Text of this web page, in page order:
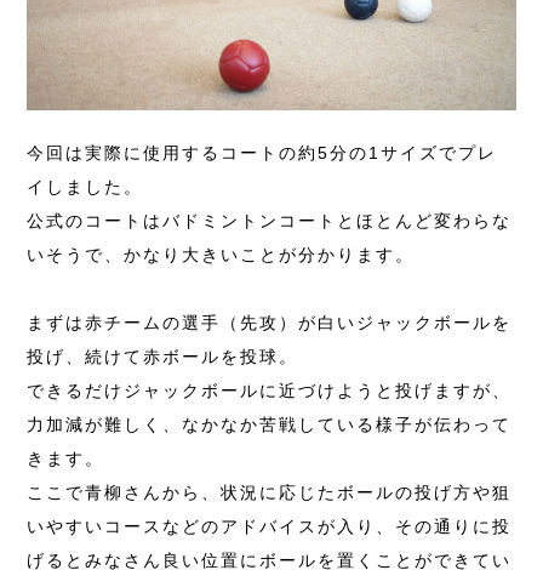
今回は実際に使用するコートの約5分の1サイズでプレ
イしました。
公式のコートはバドミントンコートとほとんど変わらな
いそうで、かなり大きいことが分かります。
まずは赤チームの選手（先攻）が白いジャックボールを
投げ、続けて赤ボールを投球。
できるだけジャックボールに近づけようと投げますが、
力加減が難しく、なかなか苦戦している様子が伝わって
きます。
ここで青柳さんから、状況に応じたボールの投げ方や狙
いやすいコースなどのアドバイスが入り、その通りに投
げるとみなさん良い位置にボールを置くことができてい